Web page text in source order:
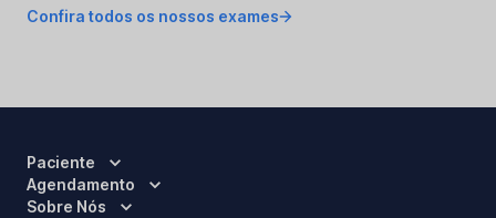
Confira todos os nossos exames
Paciente
Agendamento
Sobre Nós